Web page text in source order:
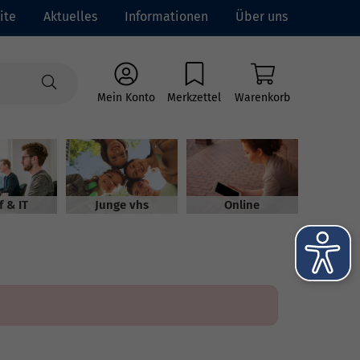
Aktuelles Informationen Über uns
Mein Konto Merkzettel Warenkorb
& IT Junge vhs Online